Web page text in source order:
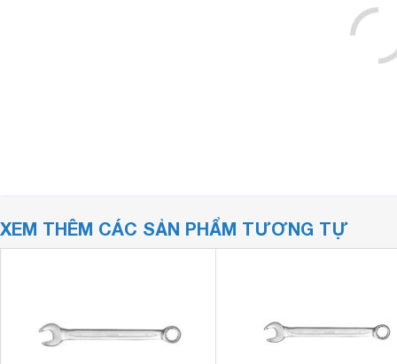
XEM THÊM CÁC SẢN PHẨM TƯƠNG TỰ